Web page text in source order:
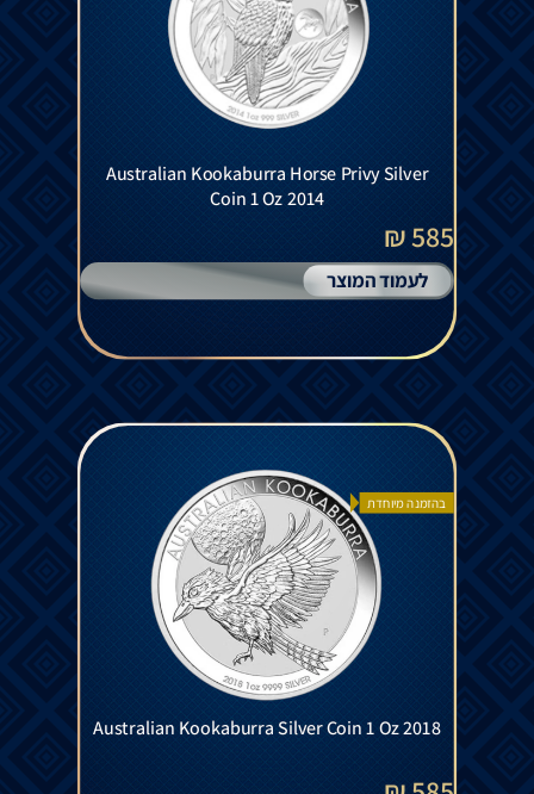
Australian Kookaburra Horse Privy Silver
Coin 1 Oz 2014
585 ₪
לעמוד המוצר
בהזמנה מיוחדת
Australian Kookaburra Silver Coin 1 Oz 2018